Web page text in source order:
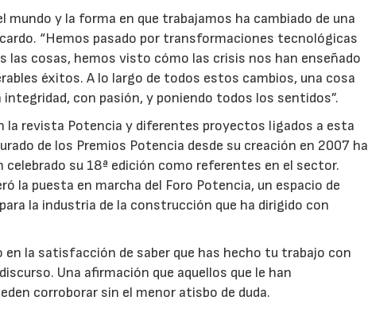
y la forma en que trabajamos ha cambiado de una
“Hemos pasado por transformaciones tecnológicas
las cosas, hemos visto cómo las crisis nos han enseñado
éxitos. A lo largo de todos estos cambios, una cosa
con pasión, y poniendo todos los sentidos”.
la revista Potencia y diferentes proyectos ligados a esta
de los Premios Potencia desde su creación en 2007 ha
su 18ª edición como referentes en el sector.
la puesta en marcha del Foro Potencia, un espacio de
la industria de la construcción que ha dirigido con
la satisfacción de saber que has hecho tu trabajo con
Una afirmación que aquellos que le han
corroborar sin el menor atisbo de duda.